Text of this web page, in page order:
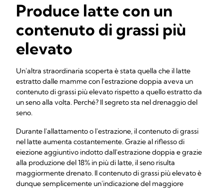
Produce latte con un
contenuto di grassi più
elevato
Un'altra straordinaria scoperta è stata quella che il latte
estratto dalle mamme con l'estrazione doppia aveva un
contenuto di grassi più elevato rispetto a quello estratto da
un seno alla volta. Perché? Il segreto sta nel drenaggio del
seno.
Durante l'allattamento o l'estrazione, il contenuto di grassi
nel latte aumenta costantemente. Grazie al riflesso di
eiezione aggiuntivo indotto dall'estrazione doppia e grazie
alla produzione del 18% in più di latte, il seno risulta
maggiormente drenato. Il contenuto di grassi più elevato è
dunque semplicemente un'indicazione del maggiore